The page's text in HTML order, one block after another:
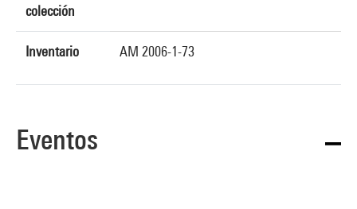
colección
Inventario AM 2006-1-73
Eventos